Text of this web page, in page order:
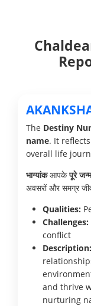
The Destiny
name. It
overall life
भाग्यांकआपकेपूरे
अवसरों और समग्र
Qualities:
Challenges:
conflict
Description:
and thrive
nurturing